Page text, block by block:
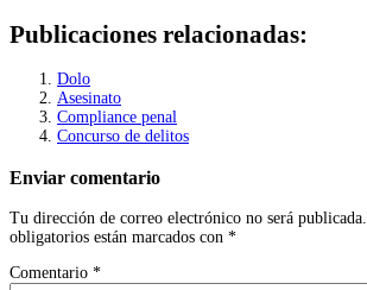
Publicaciones relacionadas:
Dolo
Asesinato
Compliance penal
Concurso de delitos
Enviar comentario
Tu dirección de correo electrónico no será publicada.
obligatorios están marcados con *
Comentario *